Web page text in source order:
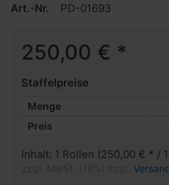
Art.-Nr.
PD-01693
250,00 € *
Staffelpreise
Menge
Preis
Inhalt: 1 Rollen (250,00 € * /